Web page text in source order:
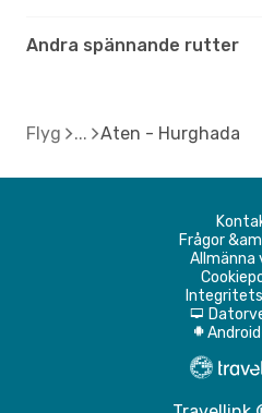
Andra spännande rutter
Flyg Aten - Hurghada
Frågor
Allmänna
d
A